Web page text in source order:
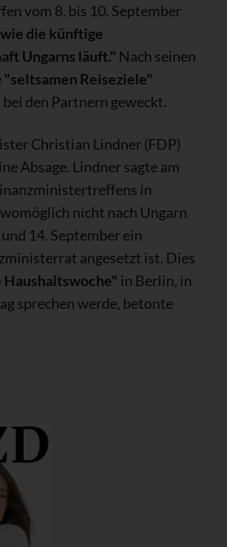
vom 8. bis 10. September
die künftige
Ungarns läuft." Nach seinen
"seltsamen Reiseziele"
bei den Partnern geweckt.
Christian Lindner (FDP)
Absage. Lindner sagte am
in
nicht nach Ungarn
14. September ein
angesetzt ist. Dies
Haushaltswoche" in Berlin, in
sprechen werde, betonte